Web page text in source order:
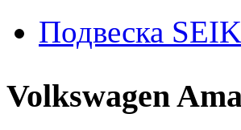
Подвеска
Volkswagen